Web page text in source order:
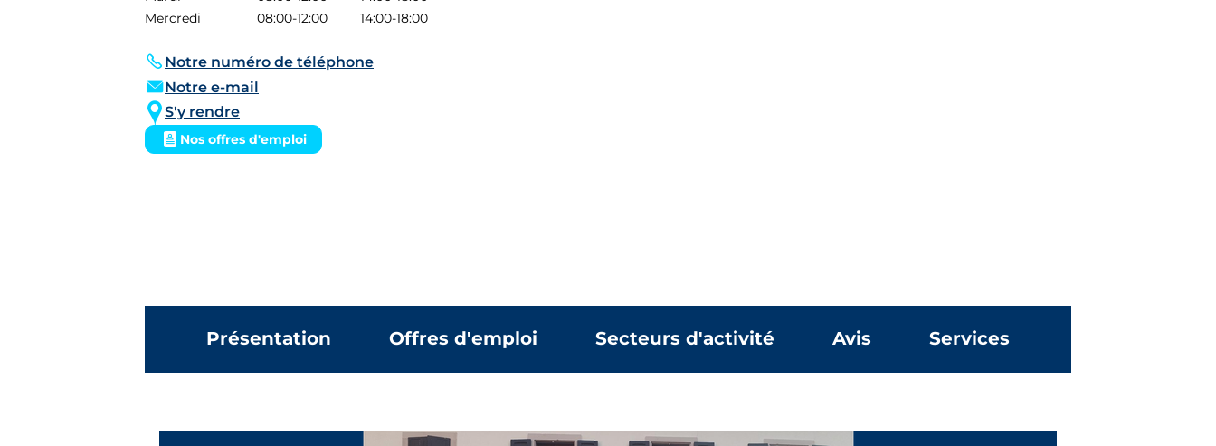
Mercredi
08:00-12:00 14:00-18:00
Notre numéro de téléphone
Notre e-mail
S'y rendre
Nos offres d'emploi
Présentation Offres d'emploi Secteurs d'activité Avis Services